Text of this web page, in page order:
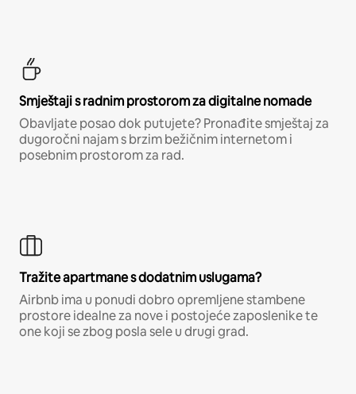
Smještaji s radnim prostorom za digitalne nomade
Obavljate posao dok putujete? Pronađite smještaj za
dugoročni najam s brzim bežičnim internetom i
posebnim prostorom za rad.
Tražite apartmane s dodatnim uslugama?
Airbnb ima u ponudi dobro opremljene stambene
prostore idealne za nove i postojeće zaposlenike te
one koji se zbog posla sele u drugi grad.